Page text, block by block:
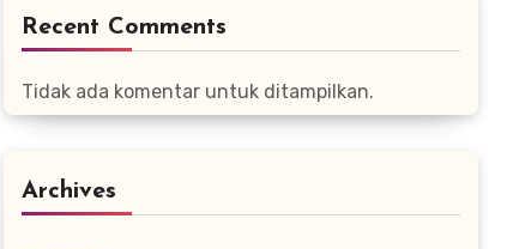
Recent Comments
Tidak ada komentar untuk ditampilkan.
Archives